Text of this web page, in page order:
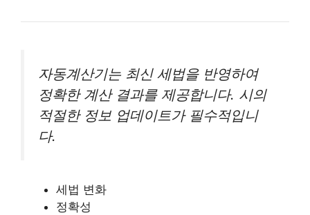
자동계산기는 최신 세법을 반영하여
정확한 계산 결과를 제공합니다. 시의
적절한 정보 업데이트가 필수적입니
다.
세법 변화
정확성